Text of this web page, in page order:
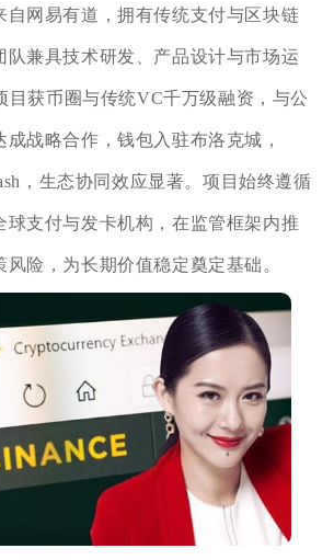
自网易有道，拥有传统支付与区块链
队兼具技术研发、产品设计与市场运
目获币圈与传统VC千万级融资，与公
战略合作，钱包入驻布洛克城，
，生态协同效应显著。项目始终遵循
球支付与发卡机构，在监管框架内推
险，为长期价值稳定奠定基础。